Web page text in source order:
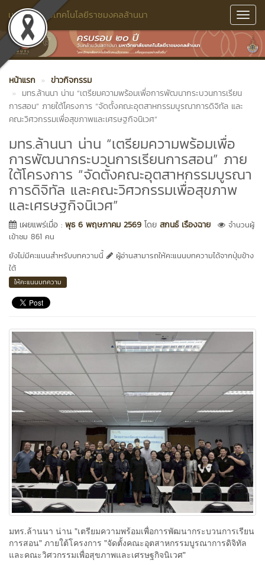
มหาวิทยาลัยเทคโนโลยีราชมงคลล้านนา
หน้าแรก
ข่าวกิจกรรม
มทร.ล้านนา น่าน “เตรียมความพร้อมเพื่อการพัฒนากระบวนการเรียน
การสอน” ภายใต้โครงการ “จัดตั้งคณะอุตสาหกรรมบูรณาการดิจิทัล และ
คณะวิศวกรรมเพื่อสุขภาพและเศรษฐกิจนิเวศ”
มทร.ล้านนา น่าน “เตรียมความพร้อมเพื่อ
การพัฒนากระบวนการเรียนการสอน” ภาย
ใต้โครงการ “จัดตั้งคณะอุตสาหกรรมบูรณา
การดิจิทัล และคณะวิศวกรรมเพื่อสุขภาพ
และเศรษฐกิจนิเวศ”
เผยแพร่เมื่อ : พุธ 6 พฤษภาคม 2569 โดย สกนธ์ เรืองฉาย
จำนวนผู้
เข้าชม 861 คน
ยังไม่มีคะแนนสำหรับบทความนี้
ผู้อ่านสามารถให้คะแนนบทความได้จากปุ่มข้าง
ใต้
ให้คะแนนบทความ
มทร.ล้านนา น่าน "เตรียมความพร้อมเพื่อการพัฒนากระบวนการเรียน
การสอน" ภายใต้โครงการ "จัดตั้งคณะอุตสาหกรรมบูรณาการดิจิทัล
และคณะวิศวกรรมเพื่อสุขภาพและเศรษฐกิจนิเวศ"